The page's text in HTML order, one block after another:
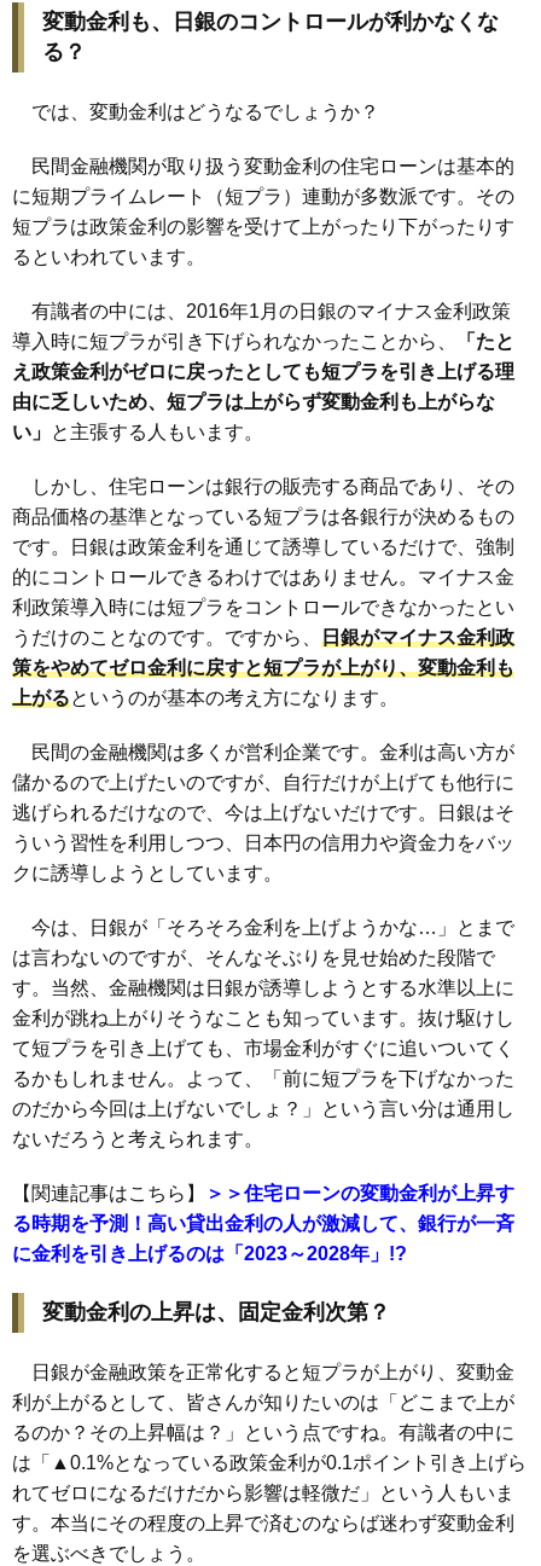
変動金利も、日銀のコントロールが利かなくな
る？
では、変動金利はどうなるでしょうか？
民間金融機関が取り扱う変動金利の住宅ローンは基本的
に短期プライムレート（短プラ）連動が多数派です。その
短プラは政策金利の影響を受けて上がったり下がったりす
るといわれています。
有識者の中には、2016年1月の日銀のマイナス金利政策
導入時に短プラが引き下げられなかったことから、
「たと
え政策金利がゼロに戻ったとしても短プラを引き上げる理
由に乏しいため、短プラは上がらず変動金利も上がらな
い」 と主張する人もいます。
しかし、住宅ローンは銀行の販売する商品であり、その
商品価格の基準となっている短プラは各銀行が決めるもの
です。日銀は政策金利を通じて誘導しているだけで、強制
的にコントロールできるわけではありません。マイナス金
利政策導入時には短プラをコントロールできなかったとい
うだけのことなのです。ですから、 日銀がマイナス金利政
策をやめてゼロ金利に戻すと短プラが上がり、変動金利も
上がるというのが基本の考え方になります。
民間の金融機関は多くが営利企業です。金利は高い方が
儲かるので上げたいのですが、自行だけが上げても他行に
逃げられるだけなので、今は上げないだけです。日銀はそ
ういう習性を利用しつつ、日本円の信用力や資金力をバッ
クに誘導しようとしています。
今は、日銀が「そろそろ金利を上げようかな…」とまで
は言わないのですが、そんなそぶりを見せ始めた段階で
す。当然、金融機関は日銀が誘導しようとする水準以上に
金利が跳ね上がりそうなことも知っています。抜け駆けし
て短プラを引き上げても、市場金利がすぐに追いついてく
るかもしれません。よって、「前に短プラを下げなかった
のだから今回は上げないでしょ？」という言い分は通用し
ないだろうと考えられます。
【関連記事はこちら】
＞＞住宅ローンの変動金利が上昇す
る時期を予測！高い貸出金利の人が激減して、銀行が一斉
に金利を引き上げるのは「2023～2028年」!?
変動金利の上昇は、固定金利次第？
日銀が金融政策を正常化すると短プラが上がり、変動金
利が上がるとして、皆さんが知りたいのは「どこまで上が
るのか？その上昇幅は？」という点ですね。有識者の中に
は「▲0.1%となっている政策金利が0.1ポイント引き上げら
れてゼロになるだけだから影響は軽微だ」という人もいま
す。本当にその程度の上昇で済むのならば迷わず変動金利
を選ぶべきでしょう。